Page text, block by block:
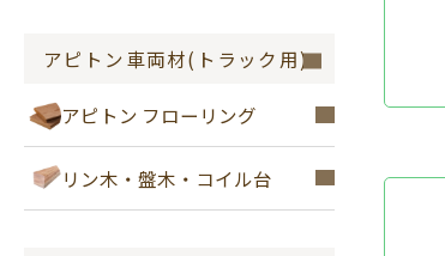
アピトン車両材(トラック用)
アピトン フローリング
リン木・盤木・コイル台